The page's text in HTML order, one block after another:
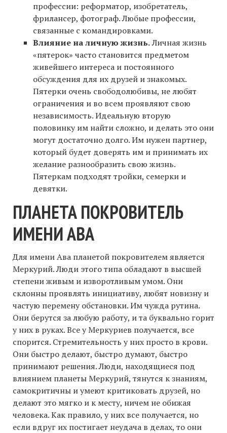
профессии: реформатор, изобретатель,
фрилансер, фотограф. Любые профессии,
связанные с командировками.
Влияние на личную жизнь.Личная жизнь
«пятерок» часто становится предметом
живейшего интереса и постоянного
обсуждения для их друзей и знакомых.
Пятерки очень свободолюбивы, не любят
ограничения и во всем проявляют свою
независимость. Идеальную вторую
половинку им найти сложно, и делать это они
могут достаточно долго. Им нужен партнер,
который будет доверять им и принимать их
желание разнообразить свою жизнь.
Пятеркам подходят тройки, семерки и
девятки.
ПЛАНЕТА ПОКРОВИТЕЛЬ
ИМЕНИ АВА
Для имени Ава планетой покровителем является
Меркурий. Люди этого типа обладают в высшей
степени живым и изворотливым умом. Они
склонны проявлять инициативу, любят новизну и
частую перемену обстановки. Им чужда рутина.
Они берутся за любую работу, и та буквально горит
у них в руках. Все у Меркуриев получается, все
спорится. Стремительность у них просто в крови.
Они быстро делают, быстро думают, быстро
принимают решения. Люди, находящиеся под
влиянием планеты Меркурий, тянутся к знаниям,
самокритичны и умеют критиковать друзей, но
делают это мягко и к месту, ничем не обижая
человека. Как правило, у них все получается, но
если вдруг их постигает неудача в делах, то они